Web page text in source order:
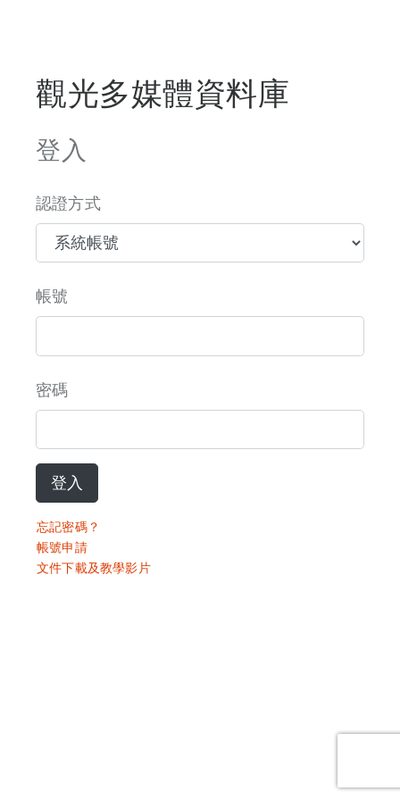
觀光多媒體資料庫
登入
認證方式
帳號
密碼
登入
忘記密碼？
帳號申請
文件下載及教學影片